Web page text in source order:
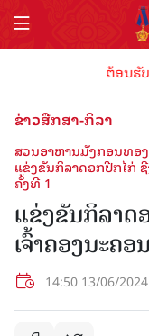
ຕ້ອນຮັບ
ຂ່າວສືກສາ-ກິລາ
ສວນອາຫານມັງກອນທອ
ແຂ່ງຂັນກິລາດອກປີກໄກ່
ຄັ້ງທີ 1
ແຂ່ງຂັນກິລາດ
ເຈົ້າຄອງນະຄ
14:50 13/06/2024